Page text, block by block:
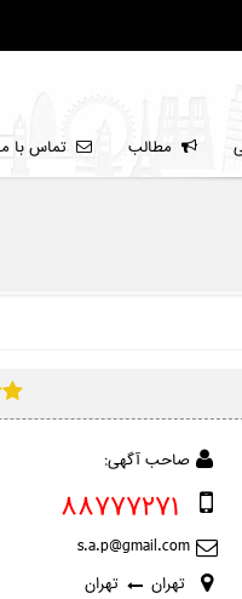
مطالب تماس با
صاحب آگهی:
تهران
تهران